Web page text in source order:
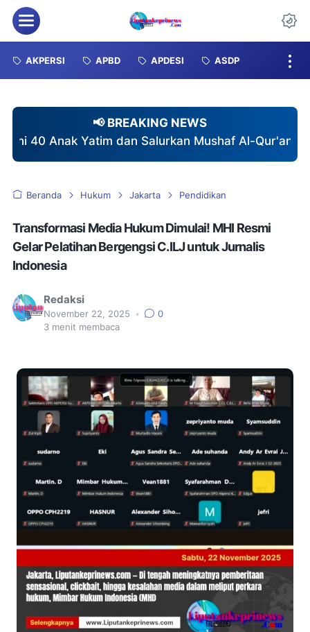
Menu
AKPERSI APBD APDESI ASDP
📢 BREAKING NEWS
dan Salurkan Mushaf Al-Qur'an di Pebayuran
♦
Beranda Hukum Jakarta Pendidikan
Transformasi Media Hukum Dimulai! MHI Resmi
Gelar Pelatihan Bergengsi C.ILJ untuk Jurnalis
Indonesia
Redaksi
November 22, 2025 •
0
3 menit membaca